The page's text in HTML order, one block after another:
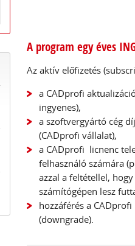
A program egy éves
Az aktív előfizetés
a CADprofi
ingyenes),
a szoftvergyártó cég
(CADprofi vállalat),
a CADprofi licnenc
felhasználó számára
azzal a feltétellel,
számítógépen lesz
hozzáférés a
(downgrade).